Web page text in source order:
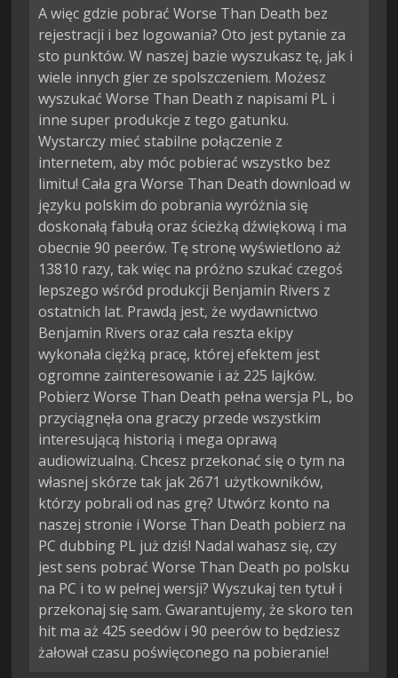
A więc gdzie pobrać Worse Than Death bez
rejestracji i bez logowania? Oto jest pytanie za
sto punktów. W naszej bazie wyszukasz tę, jak i
wiele innych gier ze spolszczeniem. Możesz
wyszukać Worse Than Death z napisami PL i
inne super produkcje z tego gatunku.
Wystarczy mieć stabilne połączenie z
internetem, aby móc pobierać wszystko bez
limitu! Cała gra Worse Than Death download w
języku polskim do pobrania wyróżnia się
doskonałą fabułą oraz ścieżką dźwiękową i ma
obecnie 90 peerów. Tę stronę wyświetlono aż
13810 razy, tak więc na próżno szukać czegoś
lepszego wśród produkcji Benjamin Rivers z
ostatnich lat. Prawdą jest, że wydawnictwo
Benjamin Rivers oraz cała reszta ekipy
wykonała ciężką pracę, której efektem jest
ogromne zainteresowanie i aż 225 lajków.
Pobierz Worse Than Death pełna wersja PL, bo
przyciągnęła ona graczy przede wszystkim
interesującą historią i mega oprawą
audiowizualną. Chcesz przekonać się o tym na
własnej skórze tak jak 2671 użytkowników,
którzy pobrali od nas grę? Utwórz konto na
naszej stronie i Worse Than Death pobierz na
PC dubbing PL już dziś! Nadal wahasz się, czy
jest sens pobrać Worse Than Death po polsku
na PC i to w pełnej wersji? Wyszukaj ten tytuł i
przekonaj się sam. Gwarantujemy, że skoro ten
hit ma aż 425 seedów i 90 peerów to będziesz
żałował czasu poświęconego na pobieranie!